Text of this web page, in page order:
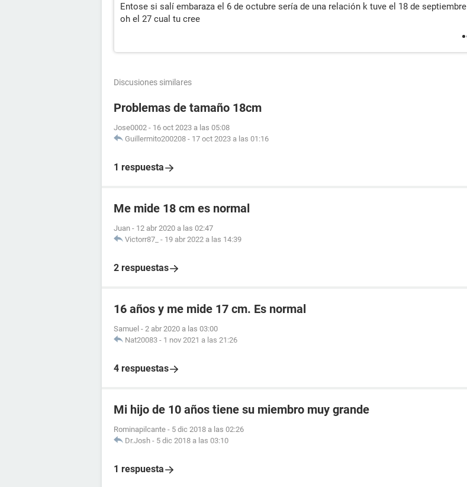
Entose si salí embaraza el 6 de octubre sería de una relación k tuve el 18 de septiembre
oh el 27 cual tu cree
Discusiones similares
Problemas de tamaño 18cm
Jose0002 - 16 oct 2023 a las 05:08
Guillermito200208 - 17 oct 2023 a las 01:16
1 respuesta
Me mide 18 cm es normal
Juan - 12 abr 2020 a las 02:47
Victorr87_ - 19 abr 2022 a las 14:39
2 respuestas
16 años y me mide 17 cm. Es normal
Samuel - 2 abr 2020 a las 03:00
Nat20083 - 1 nov 2021 a las 21:26
4 respuestas
Mi hijo de 10 años tiene su miembro muy grande
Rominapilcante - 5 dic 2018 a las 02:26
Dr.Josh - 5 dic 2018 a las 03:10
1 respuesta